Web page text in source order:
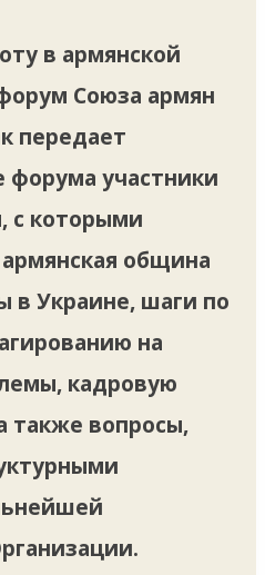
в армянской
Союза армян
передает
форума участники
с которыми
община
в Украине, шаги по
на
кадровую
также вопросы,